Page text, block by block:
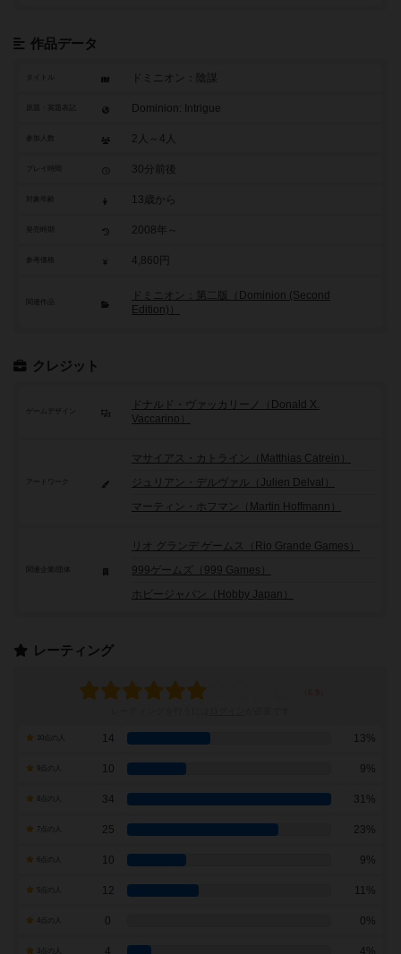
作品データ
タイトル ドミニオン：陰謀
Dominion: Intrigue
参加人数 2人～4人
30分前後
13歳から
2008年～
参考価格 4,860円
関連作品
ドミニオン：第二版（Dominion (Second
Edition)）
クレジット
ゲームデザイン
ドナルド・ヴァッカリーノ（Donald X.
Vaccarino）
アートワーク
マサイアス・カトライン（Matthias Catrein）
ジュリアン・デルヴァル（Julien Delval）
マーティン・ホフマン（Martin Hoffmann）
リオ グランデ ゲームス（Rio Grande Games）
999ゲームズ（999 Games）
ホビージャパン（Hobby Japan）
レーティング
14 13%
10 9%
34 31%
7点の人 25 23%
10 9%
12 11%
0 0%